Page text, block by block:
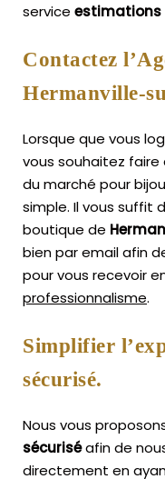
service estimations
Contactez
Hermanville-
Lorsque que vous
vous souhaitez faire
du marché pour
simple. Il vous suffit
boutique de
bien par email afin
pour vous recevoir
professionnalisme.
Simplifier
sécurisé.
Nous vous
sécuriséafin de
directement en